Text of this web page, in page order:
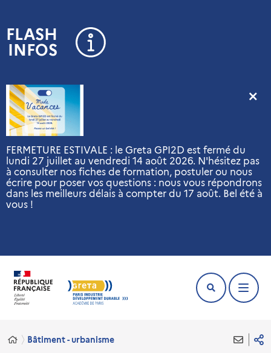
FLASH
INFOS
FERMETURE ESTIVALE : le Greta GPI2D est fermé du
lundi 27 juillet au vendredi 14 août 2026. N'hésitez pas
à consulter nos fiches de formation, postuler ou nous
écrire pour poser vos questions : nous vous répondrons
dans les meilleurs délais à compter du 17 août. Bel été à
vous !
Bâtiment - urbanisme